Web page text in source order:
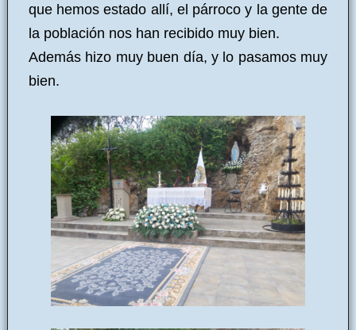
que hemos estado allí, el párroco y la gente de
la población nos han recibido muy bien.
Además hizo muy buen día, y lo pasamos muy
bien.